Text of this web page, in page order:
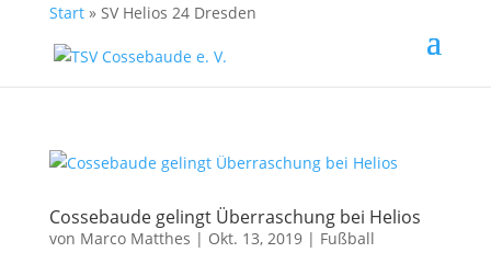
Start» SV Helios 24 Dresden
Cossebaude gelingt Überraschung bei Helios
von Marco Matthes | Okt. 13, 2019 | Fußball